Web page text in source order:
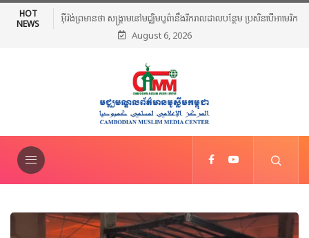
HOT
NEWS
អង្គការពិភពលោកអ៊ីស្លាម សម្រាប់ការអប់រំ វិទ្យាសាស្ត្រ និងវប្បធម៌ហៅ
កាត់ថា(ICESCO)សហការជាមួយអង្គការមូលនិធិអាស៊ាន រៀបចំសន្និសីទពង្រឹង
August 6, 2026